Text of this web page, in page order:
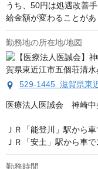
うち、50円は処遇改善
給金額が変わることがあ
勤務地の所在地/地図
529-1445 滋賀県東
医療法人医誠会　神崎
ＪＲ「能登川」駅から
ＪＲ「安土」駅から車
勤務時間